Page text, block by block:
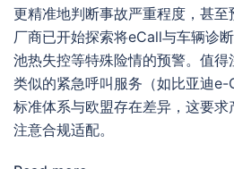
更精准地判断事故严重程度，甚
厂商已开始探索将eCall与车辆诊
池热失控等特殊险情的预警。值得
类似的紧急呼叫服务（如比亚迪
标准体系与欧盟存在差异，这要
注意合规适配。